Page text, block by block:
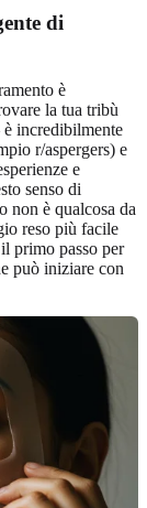
di
è
la tua tribù
incredibilmente
r/aspergers) e
e
senso di
non è qualcosa da
reso più facile
primo passo per
può iniziare con